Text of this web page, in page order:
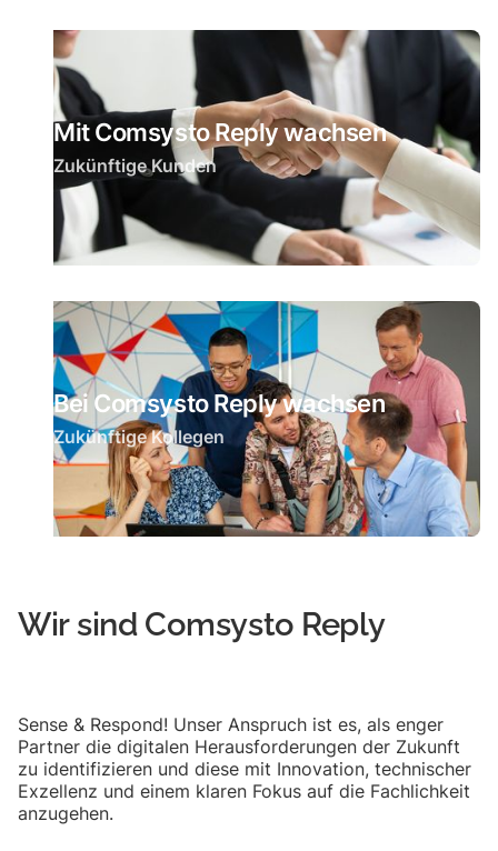
Mit Comsysto Reply wachsen
Zukünftige Kunden
Bei Comsysto Reply wachsen
Zukünftige Kollegen
Wir sind Comsysto Reply
Sense & Respond! Unser Anspruch ist es, als enger
Partner die digitalen Herausforderungen der Zukunft
zu identifizieren und diese mit Innovation, technischer
Exzellenz und einem klaren Fokus auf die Fachlichkeit
anzugehen.